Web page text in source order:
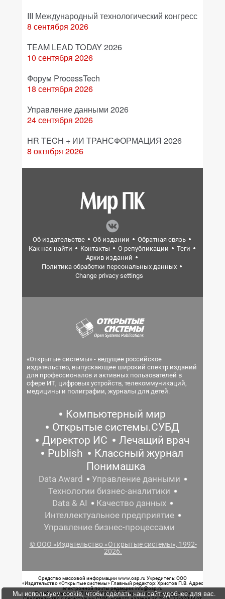
III Международный технологический конгресс
8 сентября 2026
TEAM LEAD TODAY 2026
10 сентября 2026
Форум ProcessTech
18 сентября 2026
Управление данными 2026
24 сентября 2026
HR TECH + ИИ ТРАНСФОРМАЦИЯ 2026
8 октября 2026
Об издательстве Об издании
Обратная связь
Как нас найти
Контакты О републикации
Теги
Архив изданий
Политика обработки персональных данных
Change privacy settings
«Открытые системы» - ведущее российское
издательство, выпускающее широкий спектр изданий
для профессионалов и активных пользователей в
сфере ИТ, цифровых устройств, телекоммуникаций,
медицины и полиграфии, журналы для детей.
Компьютерный мир
Открытые системы.СУБД
Директор ИС
Лечащий врач
Publish
Классный журнал
Понимашка
Data Award
Управление данными
Технологии бизнес-аналитики
Data & AI
Качество данных
Интеллектуальное предприятие
Управление бизнес-процессами
© ООО «Издательство «Открытые системы», 1992-
2026.
Средство массовой информации www.osp.ru Учредитель: ООО
«Издательство «Открытые системы» Главный редактор: Христов П.В. Адрес
электронной почты редакции: info@osp.ru
Телефон редакции: 7 (499) 703-18-54 Возрастная маркировка: 12+
Мы используем cookie, чтобы сделать наш сайт удобнее для вас.